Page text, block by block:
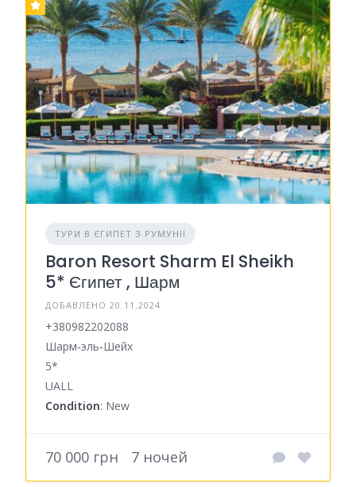
ТУРИ В ЄГИПЕТ З РУМУНІЇ
Baron Resort Sharm El Sheikh
5* Єгипет , Шарм
ДОБАВЛЕНО 20.11.2024
+380982202088
Шарм‑эль‑Шейх
5*
UALL
Condition: New
70 000 грн 7 ночей